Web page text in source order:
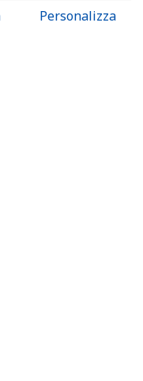
Personalizza